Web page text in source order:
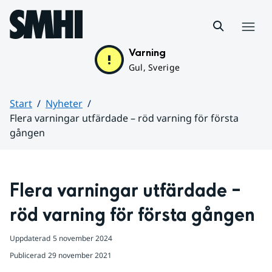
Hoppa till sidans innehåll
Varning
Gul, Sverige
Start
Nyheter
Flera varningar utfärdade – röd varning för första
gången
Flera varningar utfärdade –
röd varning för första gången
Uppdaterad 5 november 2024
Publicerad 29 november 2021